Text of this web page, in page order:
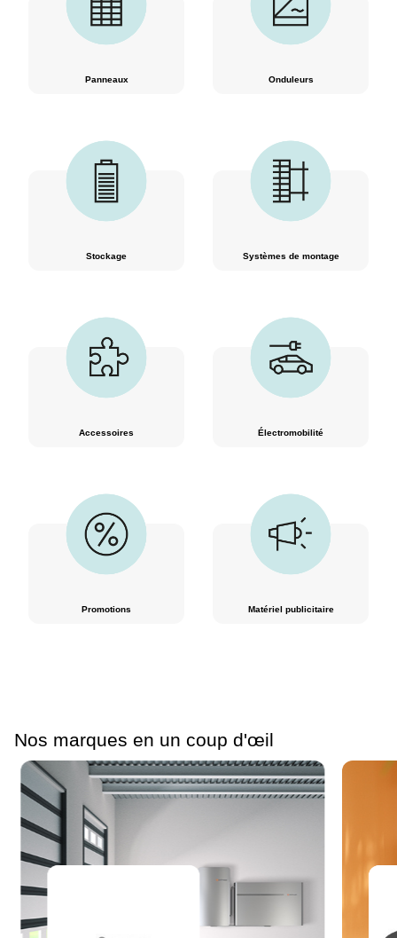
Panneaux Onduleurs
Stockage Systèmes de montage
Accessoires Électromobilité
Promotions Matériel publicitaire
Nos marques en un coup d'œil